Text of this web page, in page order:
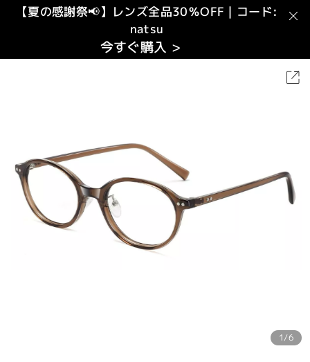
【夏の感謝祭📢】レンズ全品30％OFF｜コード:
natsu
今すぐ購入 >
1/6